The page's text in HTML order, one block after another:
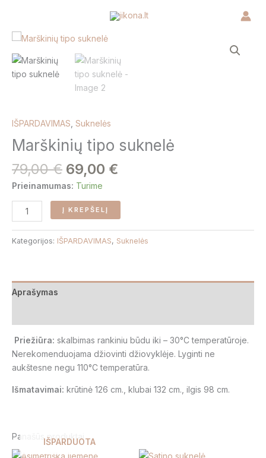
turinio
IŠPARDAVIMAS Suknelės
Marškinių tipo suknelė
79,00€
Original
price
was:
79,00 €.
69,00 €
is:
69,00 €.
Prieinamumas: Turime
produkto
kiekis:
Marškinių
tipo
Į KREPŠELĮ
Kategorijos: IŠPARDAVIMAS, Suknelės
Aprašymas
Priežiūra: skalbimas rankiniu būdu iki – 30°C temperatūroje.
Nerekomenduojama džiovinti džiovyklėje. Lyginti ne
aukštesne negu 110°C temperatūra.
Išmatavimai: krūtinė 126 cm., klubai 132 cm., ilgis 98 cm.
Panašūs produktai
IŠPARDUOTA
Original Current